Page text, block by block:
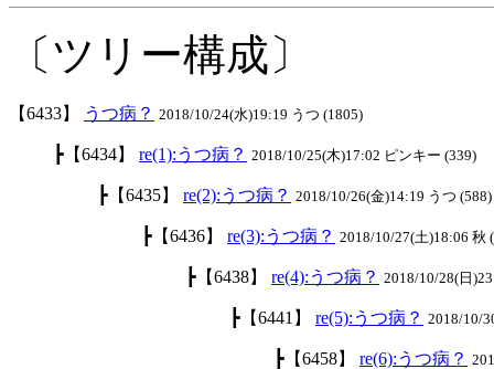
〔ツリー構成〕
【6433】 うつ病？ 2018/10/24(水)19:19 うつ (1805)
┣【6434】 re(1):うつ病？ 2018/10/25(木)17:02 ピンキー (339)
┣【6435】 re(2):うつ病？ 2018/10/26(金)14:19 うつ (588)
┣【6436】 re(3):うつ病？ 2018/10/27(土)18:06 秋
┣【6438】 re(4):うつ病？ 2018/10/28(日
┣【6441】 re(5):うつ病？ 2018/10/
┣【6458】 re(6):うつ病？